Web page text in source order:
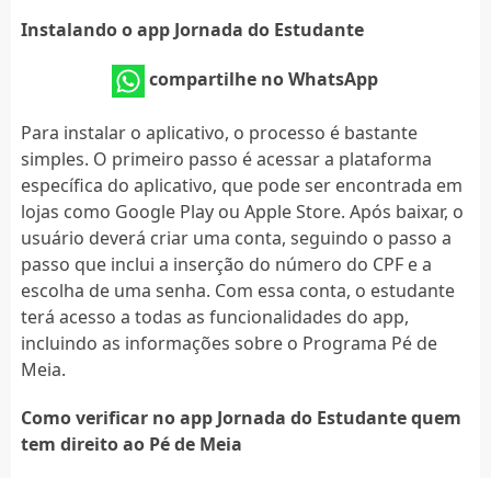
Instalando o app Jornada do Estudante
compartilhe no WhatsApp
Para instalar o aplicativo, o processo é bastante
simples. O primeiro passo é acessar a plataforma
específica do aplicativo, que pode ser encontrada em
lojas como Google Play ou Apple Store. Após baixar, o
usuário deverá criar uma conta, seguindo o passo a
passo que inclui a inserção do número do CPF e a
escolha de uma senha. Com essa conta, o estudante
terá acesso a todas as funcionalidades do app,
incluindo as informações sobre o Programa Pé de
Meia.
Como verificar no app Jornada do Estudante quem
tem direito ao Pé de Meia